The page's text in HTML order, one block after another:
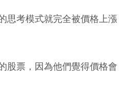
思考模式就完全被價格上漲
股票，因為他們覺得價格會